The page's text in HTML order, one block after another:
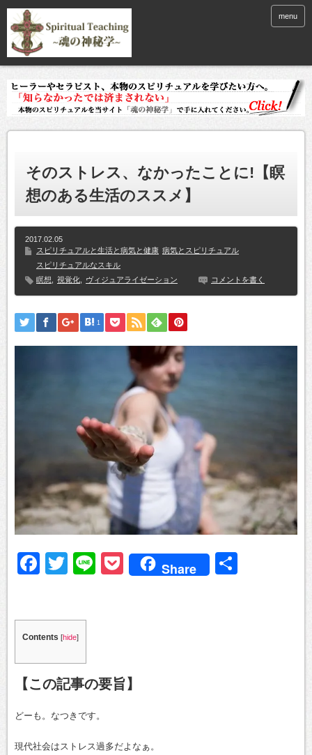
menu
そのストレス、なかったことに!【瞑
想のある生活のススメ】
2017.02.05
スピリチュアルと生活と病気と健康 病気とスピリチュアル
スピリチュアルなスキル
瞑想
視覚化 ヴィジュアライゼーション コメントを書く
1
Facebook
Twitter
LinePocket
Share
Contents [hide]
【この記事の要旨】
どーも。なつきです。
現代社会はストレス過多だよなぁ。